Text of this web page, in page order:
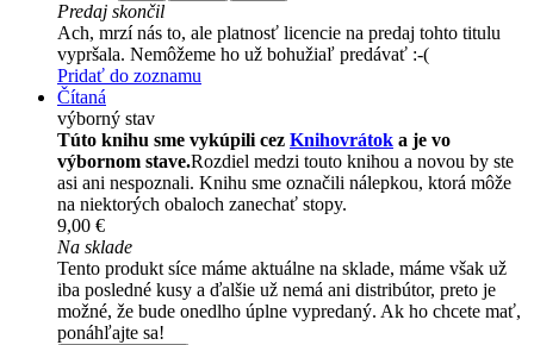
Predaj skončil
Ach, mrzí nás to, ale platnosť licencie na predaj tohto titulu
vypršala. Nemôžeme ho už bohužiaľ predávať :-(
Pridať do zoznamu
Čítaná
výborný stav
Túto knihu sme vykúpili cez Knihovrátok a je vo
výbornom stave.Rozdiel medzi touto knihou a novou by ste
asi ani nespoznali. Knihu sme označili nálepkou, ktorá môže
na niektorých obaloch zanechať stopy.
9,00 €
Na sklade
Tento produkt síce máme aktuálne na sklade, máme však už
iba posledné kusy a ďalšie už nemá ani distribútor, preto je
možné, že bude onedlho úplne vypredaný. Ak ho chcete mať,
ponáhľajte sa!